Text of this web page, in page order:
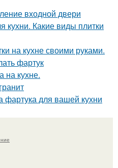
входной двери
кухни. Какие виды плитки
на кухне своими руками.
фартук
на кухне.
фартука для вашей кухни